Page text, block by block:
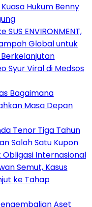
Hukum Benny
ENVIRONMENT,
Global untuk
Syur Viral di Medsos
Bagaimana
Masa Depan
Tenor Tiga Tahun
Salah Satu Kupon
Internasional
Semut, Kasus
ke Tahap
Aset